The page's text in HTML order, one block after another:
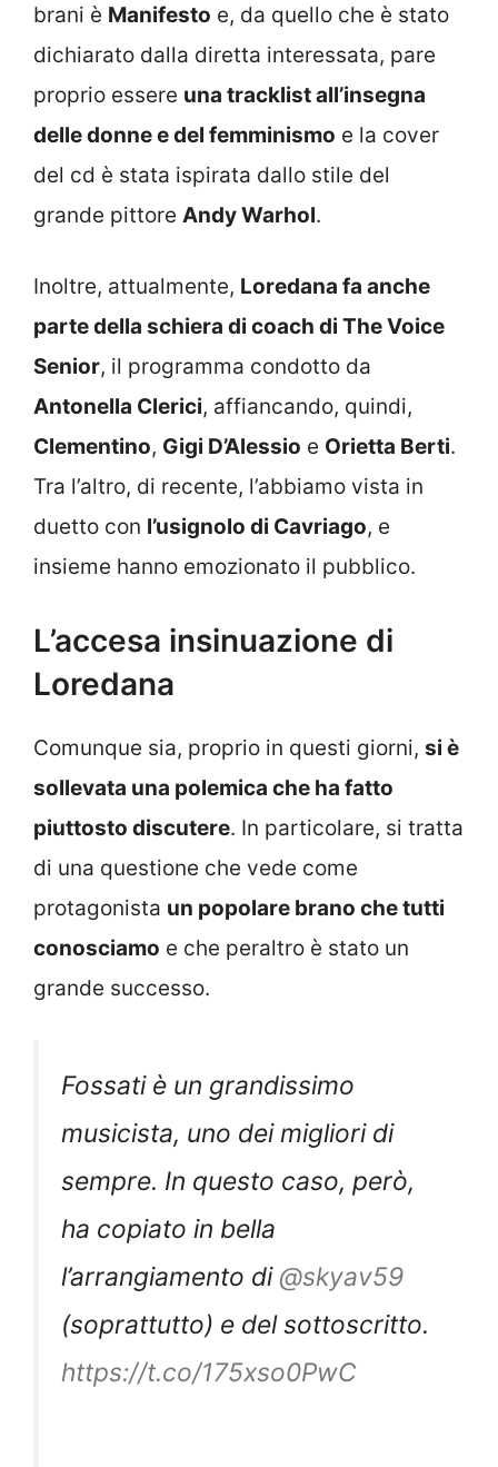
brani è Manifesto e, da quello che è stato
dichiarato dalla diretta interessata, pare
proprio essere una tracklist all’insegna
delle donne e del femminismo e la cover
del cd è stata ispirata dallo stile del
grande pittore Andy Warhol.
Inoltre, attualmente, Loredana fa anche
parte della schiera di coach di The Voice
Senior, il programma condotto da
Antonella Clerici, affiancando, quindi,
Clementino, Gigi D’Alessio e Orietta Berti.
Tra l’altro, di recente, l’abbiamo vista in
duetto con l’usignolo di Cavriago, e
insieme hanno emozionato il pubblico.
L’accesa insinuazione di
Loredana
Comunque sia, proprio in questi giorni, si è
sollevata una polemica che ha fatto
piuttosto discutere. In particolare, si tratta
di una questione che vede come
protagonista un popolare brano che tutti
conosciamo e che peraltro è stato un
grande successo.
Fossati è un grandissimo
musicista, uno dei migliori di
sempre. In questo caso, però,
ha copiato in bella
l’arrangiamento di @skyav59
(soprattutto) e del sottoscritto.
https://t.co/175xso0PwC